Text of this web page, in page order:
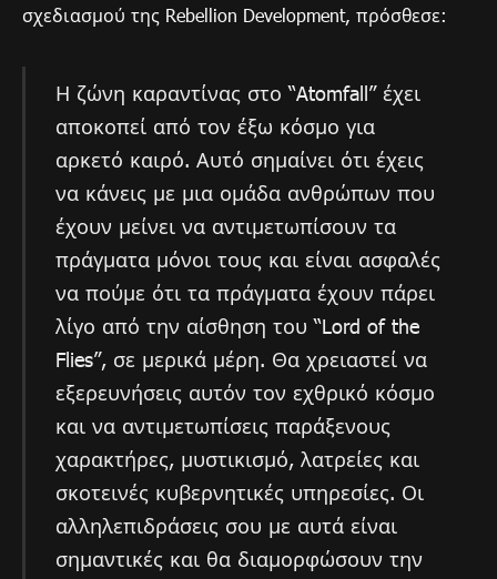
σχεδιασμού της Rebellion Development, πρόσθεσε:
Η ζώνη καραντίνας στο “Atomfall” έχει
αποκοπεί από τον έξω κόσμο για
αρκετό καιρό. Αυτό σημαίνει ότι έχεις
να κάνεις με μια ομάδα ανθρώπων που
έχουν μείνει να αντιμετωπίσουν τα
πράγματα μόνοι τους και είναι ασφαλές
να πούμε ότι τα πράγματα έχουν πάρει
λίγο από την αίσθηση του “Lord of the
Flies”, σε μερικά μέρη. Θα χρειαστεί να
εξερευνήσεις αυτόν τον εχθρικό κόσμο
και να αντιμετωπίσεις παράξενους
χαρακτήρες, μυστικισμό, λατρείες και
σκοτεινές κυβερνητικές υπηρεσίες. Οι
αλληλεπιδράσεις σου με αυτά είναι
σημαντικές και θα διαμορφώσουν την